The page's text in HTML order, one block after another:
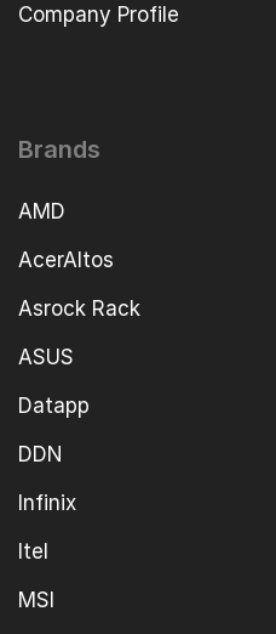
Company Profile
Brands
AMD
AcerAltos
Asrock Rack
ASUS
Datapp
DDN
Infinix
Itel
MSI